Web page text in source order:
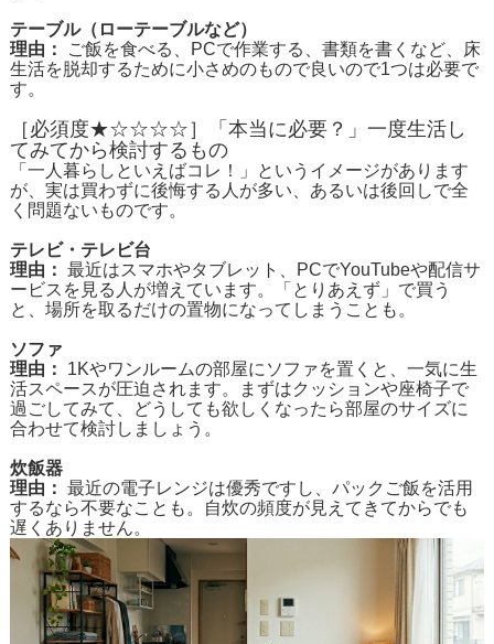
テーブル（ローテーブルなど）
理由：
ご飯を食べる、PCで作業する、書類を書くなど、床
生活を脱却するために小さめのもので良いので1つは必要で
す。
［必須度★☆☆☆☆］「本当に必要？」一度生活し
てみてから検討するもの
「一人暮らしといえばコレ！」というイメージがあります
が、実は買わずに後悔する人が多い、あるいは後回しで全
く問題ないものです。
テレビ・テレビ台
理由： 最近はスマホやタブレット、PCでYouTubeや配信サ
ービスを見る人が増えています。「とりあえず」で買う
と、場所を取るだけの置物になってしまうことも。
ソファ
理由：
1Kやワンルームの部屋にソファを置くと、一気に生
活スペースが圧迫されます。まずはクッションや座椅子で
過ごしてみて、どうしても欲しくなったら部屋のサイズに
合わせて検討しましょう。
炊飯器
理由： 最近の電子レンジは優秀ですし、パックご飯を活用
するなら不要なことも。自炊の頻度が見えてきてからでも
遅くありません。